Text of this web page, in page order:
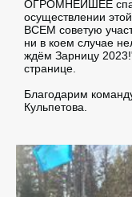
ОГРОМНЕЙШЕЕ
осуществлении
ВСЕМ советую
ни в коем случае
ждём Зарницу
странице.
Благодарим
Кульпетова.